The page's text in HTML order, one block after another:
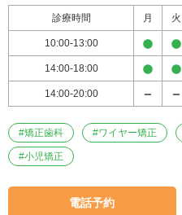
診療時間 月 火
10:00-13:00
14:00-18:00
14:00-20:00
#矯正歯科 #ワイヤー矯正
#小児矯正
電話予約